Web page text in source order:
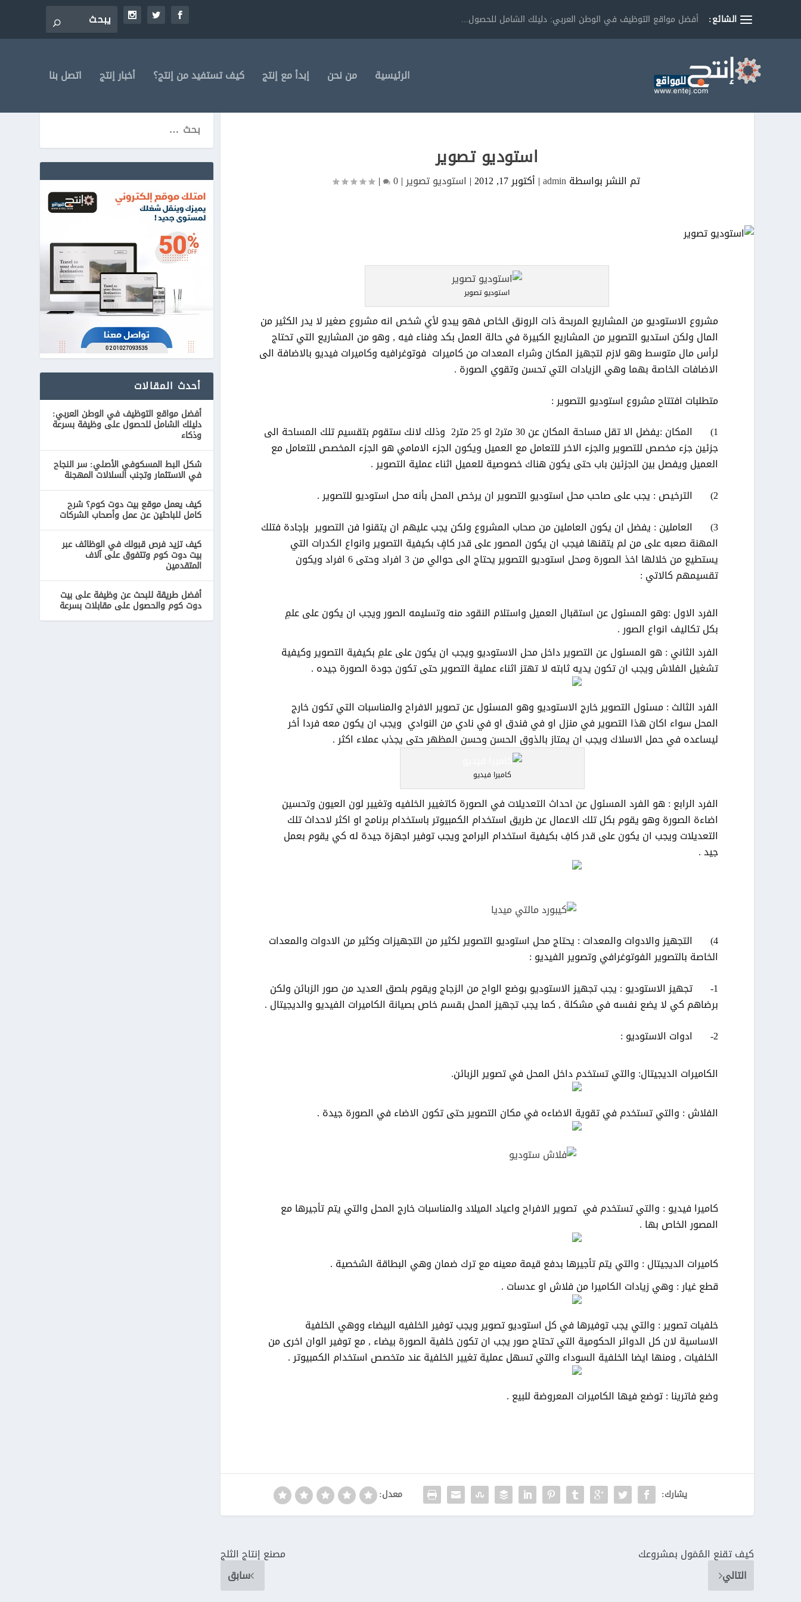
الشائع: أفضل مواقع التوظيف في الوطن العربي: دليلك الشامل للحصول...
الرئيسية من نحن إبدأ مع إنتج كيف تستفيد من إنتج؟ أخبار إنتج اتصل بنا
استوديو تصوير
تم النشر بواسطةadmin
| أكتوبر 17, 2012 | استوديو تصوير|
0
|
استوديو تصوير
مشروع الاستوديو من المشاريع المربحة ذات الرونق الخاص فهو يبدو لأي شخص انه مشروع صغير لا يدر الكثير من
المال ولكن استديو التصوير من المشاريع الكبيرة في حالة العمل بكد وفناء فيه , وهو من المشاريع التي تحتاج
لرأس مال متوسط وهو لازم لتجهيز المكان وشراء المعدات من كاميرات فوتوغرافيه وكاميرات فيديو بالاضافة الى
الاضافات الخاصة بهما وهي الزيادات التي تحسن وتقوي الصورة .
متطلبات افتتاح مشروع استوديو التصوير :
1) المكان :يفضل الا تقل مساحة المكان عن 30 متر
2 او 25 متر 2 وذلك لانك ستقوم بتقسيم تلك المساحة الى
جزئين جزء مخصص للتصوير والجزء الاخر للتعامل مع العميل ويكون الجزء الامامي هو الجزء المخصص للتعامل مع
العميل ويفصل بين الجزئين باب حتى يكون هناك خصوصية للعميل اثناء عملية التصوير .
2) الترخيص : يجب على صاحب محل استوديو التصوير ان يرخص المحل بأنه محل استوديو للتصوير .
3) العاملين : يفضل ان يكون العاملين من صحاب المشروع ولكن يجب عليهم ان يتقنوا فن التصوير بإجادة فتلك
المهنة صعبه على من لم يتقنها فيجب ان يكون المصور على قدر كافٍ بكيفية التصوير وانواع الكدرات التي
يستطيع من خلالها اخذ الصورة ومحل استوديو التصوير يحتاج الى حوالي من 3 افراد وحتى 6 افراد ويكون
تقسيمهم كالاتي :
الفرد الاول :وهو المسئول عن استقبال العميل واستلام النقود منه وتسليمه الصور ويجب ان يكون على علمِ
بكل تكاليف انواع الصور .
الفرد الثاني : هو المسئول عن التصوير داخل محل الاستوديو ويجب ان يكون على علمِ بكيفية التصوير وكيفية
تشغيل الفلاش ويجب ان تكون يديه ثابته لا تهتز اثناء عملية التصوير حتى تكون جودة الصورة جيده .
الفرد الثالث : مسئول التصوير خارج الاستوديو وهو المسئول عن تصوير الافراح والمناسبات التي تكون خارج
المحل سواء اكان هذا التصوير في منزل او في فندق او في نادي من النوادي ويجب ان يكون معه فردا أخر
ليساعده في حمل الاسلاك ويجب ان يمتاز بالذوق الحسن وحسن المظهر حتى يجذب عملاء اكثر .
كاميرا فيديو
الفرد الرابع : هو الفرد المسئول عن احداث التعديلات في الصورة كاتغيير الخلفيه وتغيير لون العيون وتحسين
اضاءة الصورة وهو يقوم بكل تلك الاعمال عن طريق استخدام الكمبيوتر باستخدام برنامج او اكثر لاحداث تلك
التعديلات ويجب ان يكون على قدر كافِ بكيفية استخدام البرامج ويجب توفير اجهزة جيدة له كي يقوم بعمل
جيد .
4) التجهيز والادوات والمعدات : يحتاج محل استوديو التصوير لكثير من التجهيزات وكثير من الادوات والمعدات
الخاصة بالتصوير الفوتوغرافي وتصوير الفيديو :
1- تجهيز الاستوديو : يجب تجهيز الاستوديو بوضع الواح من الزجاج ويقوم بلصق العديد من صور الزبائن ولكن
برضاهم كي لا يضع نفسه في مشكلة , كما يجب تجهيز المحل بقسم خاص بصيانة الكاميرات الفيديو والديجيتال .
2- ادوات الاستوديو :
الكاميرات الديجيتال: والتي تستخدم داخل المحل في تصوير الزبائن.
الفلاش : والتي تستخدم في تقوية الاضاءه في مكان التصوير حتى تكون الاضاء في الصورة جيدة .
كاميرا فيديو : والتي تستخدم في تصوير الافراح واعياد الميلاد والمناسبات خارج المحل والتي يتم تأجيرها مع
المصور الخاص بها .
كاميرات الديجيتال : والتي يتم تأجيرها بدفع قيمة معينه مع ترك ضمان وهي البطاقة الشخصية .
قطع غيار : وهي زيادات الكاميرا من فلاش او عدسات .
خلفيات تصوير : والتي يجب توفيرها في كل استوديو تصوير ويجب توفير الخلفيه البيضاء ووهي الخلفية
الاساسية لان كل الدوائر الحكومية التي تحتاج صور يجب ان تكون خلفية الصورة بيضاء , مع توفير الوان اخرى من
الخلفيات , ومنها ايضا الخلفية السوداء والتي تسهل عملية تغيير الخلفية عند متخصص استخدام الكمبيوتر .
وضع فاترينا : توضع فيها الكاميرات المعروضة للبيع .
يشارك: معدل:
مصنع إنتاج الثلج
سابق
كيف تقنع المُمَول بمشروعك
التالي
أحدث المقالات
أفضل مواقع التوظيف في الوطن العربي:
دليلك الشامل للحصول على وظيفة بسرعة
وذكاء
شكل البط المسكوفي الأصلي: سر النجاح
في الاستثمار وتجنب السلالات المهجنة
كيف يعمل موقع بيت دوت كوم؟ شرح
كامل للباحثين عن عمل وأصحاب الشركات
كيف تزيد فرص قبولك في الوظائف عبر
بيت دوت كوم وتتفوق على آلاف
المتقدمين
أفضل طريقة للبحث عن وظيفة على بيت
دوت كوم والحصول على مقابلات بسرعة